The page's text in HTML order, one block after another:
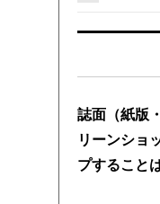
誌面（紙版
リーンショ
プすること